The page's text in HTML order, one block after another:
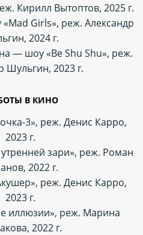
Кирилл Вытоптов, 2025 г.
Girls», реж. Александр
2024 г.
— шоу «Be Shu Shu», реж.
Шульгин, 2023 г.
В КИНО
3», реж. Денис Карро,
2023 г.
зари», реж. Роман
2022 г.
реж. Денис Карро,
2023 г.
иллюзии», реж. Марина
2022 г.